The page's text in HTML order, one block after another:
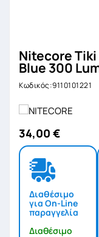
Nitecore Tiki
Blue 300
Κωδικός:9110101221
34,00 €
Διαθέσιμο
για On-Line
παραγγελία
Διαθέσιμο